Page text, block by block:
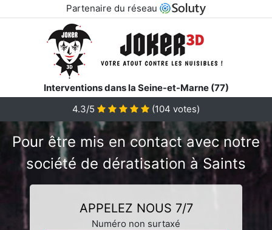
Partenaire du réseau
Interventions dans la Seine-et-Marne (77)
4.3/5
(104 votes)
Pour être mis en contact avec notre
société de dératisation à Saints
APPELEZ NOUS 7/7
Numéro non surtaxé